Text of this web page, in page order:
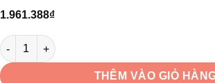
1.961.388₫
Đèn âm trần vuông VinaLed V23DLA-30 30W
THÊM VÀO GIỎ